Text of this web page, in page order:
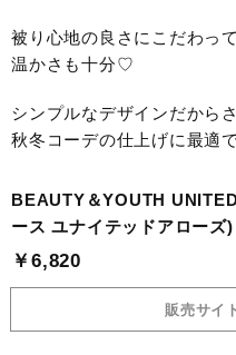
被り心地の良さにこだわっ
温かさも十分♡
シンプルなデザインだから
秋冬コーデの仕上げに最適
BEAUTY＆YOUTH
ース ユナイテッドアローズ
￥6,820
販売サイ